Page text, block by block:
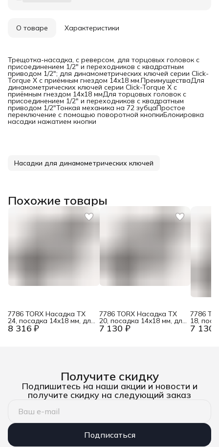
О товаре Характеристики
Трещотка-насадка, с реверсом, для торцовых головок с
присоединением 1/2" и переходников с квадратным
приводом 1/2"; для динамометрических ключей серии Click-
Torque X с приёмным гнездом 14x18 мм.ПреимуществаДля
динамометрических ключей серии Click-Torque X с
приёмным гнездом 14x18 ммДля торцовых головок с
присоединением 1/2" и переходников с квадратным
приводом 1/2"Тонкая механика на 72 зубцаПростое
переключение с помощью поворотной кнопкиБлокировка
насадки нажатием кнопки
Насадки для динамометрических ключей
Похожие товары
8 316 ₽
7786 TORX Насадка TX
24, посадка 14x18 мм, для
динамометрических
ключей Click-Torque X / XP
7 130 ₽
7786 TORX Насадка TX
20, посадка 14x18 мм, для
динамометрических
ключей Click-Torque X / XP
7 130
7786
18,
ключей
Получите скидку
Подпишитесь на наши акции и новости и
получите скидку на следующий заказ
Подписаться